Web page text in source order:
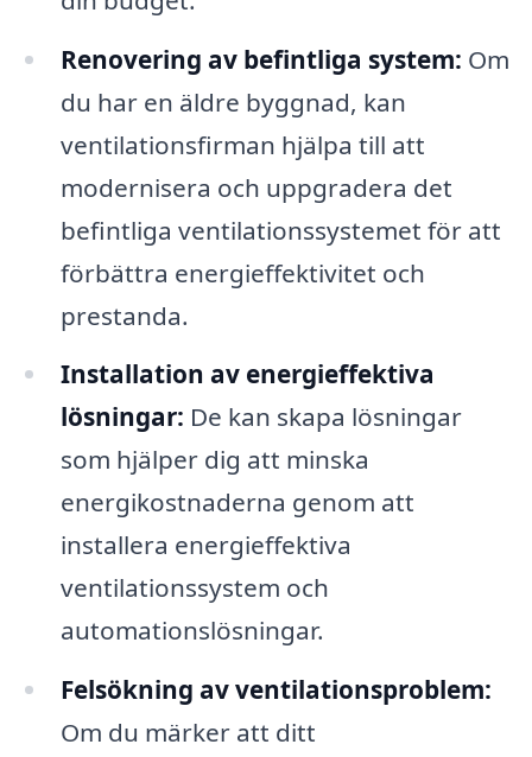
Renovering av befintliga system: Om
du har en äldre byggnad, kan
ventilationsfirman hjälpa till att
modernisera och uppgradera det
befintliga ventilationssystemet för att
förbättra energieffektivitet och
prestanda.
Installation av energieffektiva
lösningar: De kan skapa lösningar
som hjälper dig att minska
energikostnaderna genom att
installera energieffektiva
ventilationssystem och
automationslösningar.
Felsökning av ventilationsproblem:
Om du märker att ditt